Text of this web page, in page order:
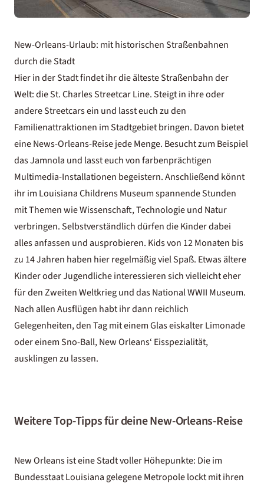
New-Orleans-Urlaub: mit historischen Straßenbahnen
durch die Stadt
Hier in der Stadt findet ihr die älteste Straßenbahn der
Welt: die St. Charles Streetcar Line. Steigt in ihre oder
andere Streetcars ein und lasst euch zu den
Familienattraktionen im Stadtgebiet bringen. Davon bietet
eine News-Orleans-Reise jede Menge. Besucht zum Beispiel
das Jamnola und lasst euch von farbenprächtigen
Multimedia-Installationen begeistern. Anschließend könnt
ihr im Louisiana Childrens Museum spannende Stunden
mit Themen wie Wissenschaft, Technologie und Natur
verbringen. Selbstverständlich dürfen die Kinder dabei
alles anfassen und ausprobieren. Kids von 12 Monaten bis
zu 14 Jahren haben hier regelmäßig viel Spaß. Etwas ältere
Kinder oder Jugendliche interessieren sich vielleicht eher
für den Zweiten Weltkrieg und das National WWII Museum.
Nach allen Ausflügen habt ihr dann reichlich
Gelegenheiten, den Tag mit einem Glas eiskalter Limonade
oder einem Sno-Ball, New Orleans‘ Eisspezialität,
ausklingen zu lassen.
Weitere Top-Tipps für deine New-Orleans-Reise
New Orleans ist eine Stadt voller Höhepunkte: Die im
Bundesstaat Louisiana gelegene Metropole lockt mit ihren